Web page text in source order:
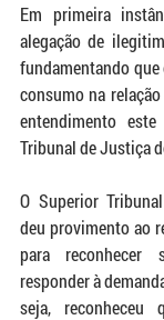
Em primeira
alegação de
fundamentando
consumo na
entendimento
Tribunal de Justiça
O Superior
deu provimento ao
para reconhecer
responder à
seja, reconheceu